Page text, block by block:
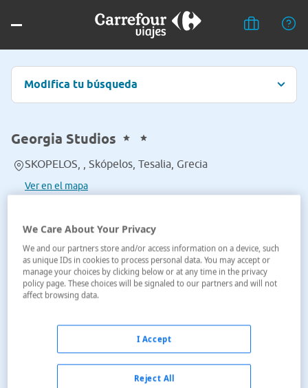
Modifica tu búsqueda
Georgia Studios
SKOPELOS, , Skópelos, Tesalia, Grecia
Ver en el mapa
We Care About Your Privacy
We and our partners store and/or access information on a device, such
as unique IDs in cookies to process personal data. You may accept or
manage your choices by clicking below or at any time in the privacy
policy page. These choices will be signaled to our partners and will not
affect browsing data.
Reject All
I Accept